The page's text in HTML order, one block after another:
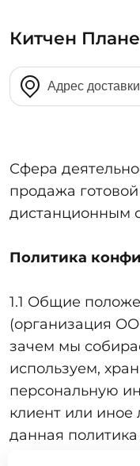
Китчен
Сфера
продажа
дистанционным
Политика
1.1 Общие
(организация
зачем мы
используем,
персональную
клиент или иное
данная